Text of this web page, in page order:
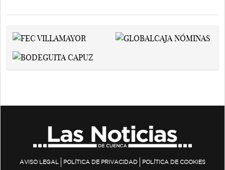
AVISO LEGAL POLÍTICA DE PRIVACIDAD POLÍTICA DE COOKIES